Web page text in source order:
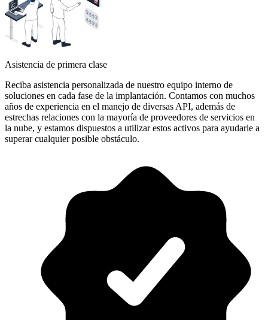
Asistencia de primera clase
Reciba asistencia personalizada de nuestro equipo interno de
soluciones en cada fase de la implantación. Contamos con muchos
años de experiencia en el manejo de diversas API, además de
estrechas relaciones con la mayoría de proveedores de servicios en
la nube, y estamos dispuestos a utilizar estos activos para ayudarle a
superar cualquier posible obstáculo.